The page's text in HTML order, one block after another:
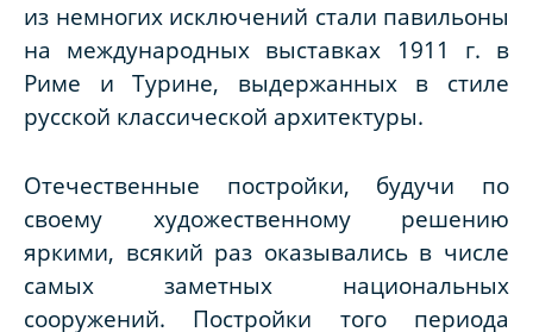
из немногих исключений стали павильоны
на международных выставках 1911 г. в
Риме и Турине, выдержанных в стиле
русской классической архитектуры.
Отечественные постройки, будучи по
своему художественному решению
яркими, всякий раз оказывались в числе
самых заметных национальных
сооружений. Постройки того периода